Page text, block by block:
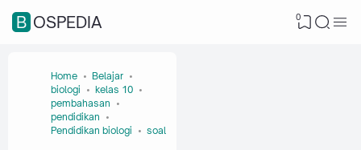
BOSPEDIA 0
Home
Belajar
biologi
kelas 10
pembahasan
pendidikan
Pendidikan biologi
soal